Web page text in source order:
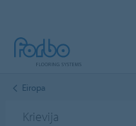
Eiropa
Krievija